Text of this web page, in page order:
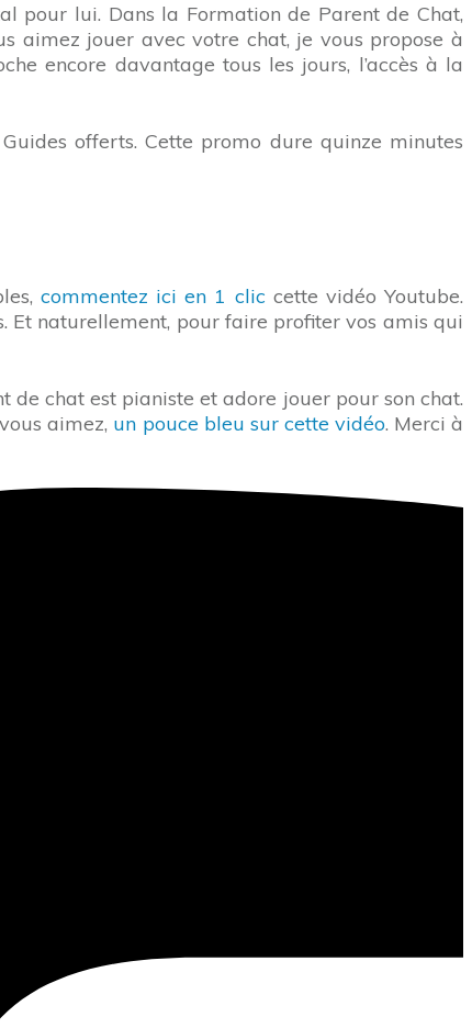
pour lui. Dans la Formation de Parent de Chat,
aimez jouer avec votre chat, je vous propose à
encore davantage tous les jours, l’accès à la
offerts. Cette promo dure quinze minutes
commentez ici en 1 clic cette vidéo Youtube.
Et naturellement, pour faire profiter vos amis qui
de chat est pianiste et adore jouer pour son chat.
aimez, un pouce bleu sur cette vidéo. Merci à